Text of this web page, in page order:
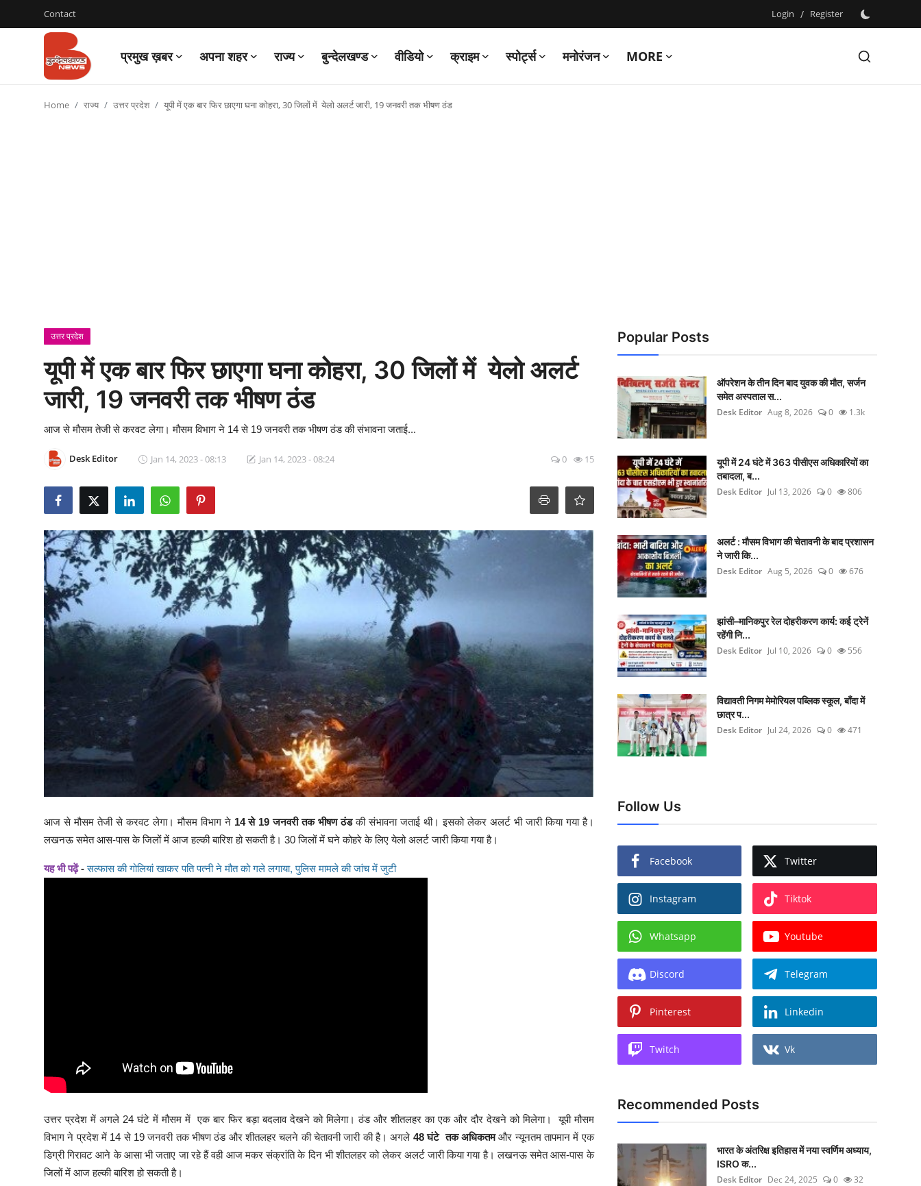
Contact Login / Register
प्रमुख ख़बर अपना शहर राज्य बुन्देलखण्ड वीडियो क्राइम स्पोर्ट्स मनोरंजन MORE
Login
Home राज्य उत्तर प्रदेश यूपी में एक बार फिर छाएगा घना कोहरा, 30 जिलों में येलो अलर्ट जारी, 19 जनवरी तक भीषण ठंड
उत्तर प्रदेश
यूपी में एक बार फिर छाएगा घना कोहरा, 30 जिलों में येलो अलर्ट
जारी, 19 जनवरी तक भीषण ठंड
आज से मौसम तेजी से करवट लेगा। मौसम विभाग ने 14 से 19 जनवरी तक भीषण ठंड की संभावना जताई...
Desk Editor Jan 14, 2023 - 08:13 Jan 14, 2023 - 08:24 0 15
आज से मौसम तेजी से करवट लेगा। मौसम विभाग ने14 से 19 जनवरी तक भीषण ठंडकी संभावना जताई थी। इसको लेकर अलर्ट भी जारी किया गया है।
लखनऊ समेत आस-पास के जिलों में आज हल्की बारिश हो सकती है। 30 जिलों में घने कोहरे के लिए येलो अलर्ट जारी किया गया है।
यह भी पढ़ें-सल्फास की गोलियां खाकर पति पत्नी ने मौत को गले लगाया, पुलिस मामले की जांच में जुटी
उत्तर प्रदेश में अगले 24 घंटे में मौसम में एक बार फिर बड़ा बदलाव देखने को मिलेगा। ठंड और शीतलहर का एक और दौर देखने को मिलेगा। यूपी मौसम
विभाग ने प्रदेश में 14 से 19 जनवरी तक भीषण ठंड और शीतलहर चलने की चेतावनी जारी की है। अगले 48 घंटे तक अधिकतमऔर न्यूनतम तापमान में एक
डिग्री गिरावट आने के आसा भी जताए जा रहे हैं वही आज मकर संक्रांति के दिन भी शीतलहर को लेकर अलर्ट जारी किया गया है। लखनऊ समेत आस-पास के
जिलों में आज हल्की बारिश हो सकती है।
Popular Posts
ऑपरेशन के तीन दिन बाद युवक की मौत, सर्जन
समेत अस्पताल स...
Desk Editor Aug 8, 2026 0 1.3k
यूपी में 24 घंटे में 363 पीसीएस अधिकारियों का
तबादला, ब...
Desk Editor Jul 13, 2026 0 806
अलर्ट : मौसम विभाग की चेतावनी के बाद प्रशासन
ने जारी कि...
Desk Editor Aug 5, 2026 0 676
झांसी–मानिकपुर रेल दोहरीकरण कार्य: कई ट्रेनें
रहेंगी नि...
Desk Editor Jul 10, 2026 0 556
विद्यावती निगम मेमोरियल पब्लिक स्कूल, बाँदा में
छात्र प...
Desk Editor Jul 24, 2026 0 471
Follow Us
Facebook Twitter
Instagram Tiktok
Whatsapp Youtube
Discord Telegram
Pinterest Linkedin
Twitch Vk
Recommended Posts
भारत के अंतरिक्ष इतिहास में नया स्वर्णिम अध्याय,
ISRO क...
Desk Editor Dec 24, 2025 0 32